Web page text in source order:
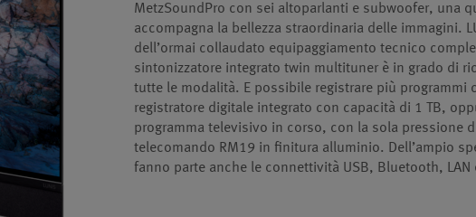
MetzSoundPro con sei altoparlanti e subwoofer, una
accompagna la bellezza straordinaria delle immagini.
dell’ormai collaudato equipaggiamento tecnico
sintonizzatore integrato twin multituner è in grado di
tutte le modalità. E possibile registrare più programmi
registratore digitale integrato con capacità di 1 TB,
programma televisivo in corso, con la sola pressione
telecomando RM19 in finitura alluminio. Dell’ampio
fanno parte anche le connettività USB, Bluetooth, LAN